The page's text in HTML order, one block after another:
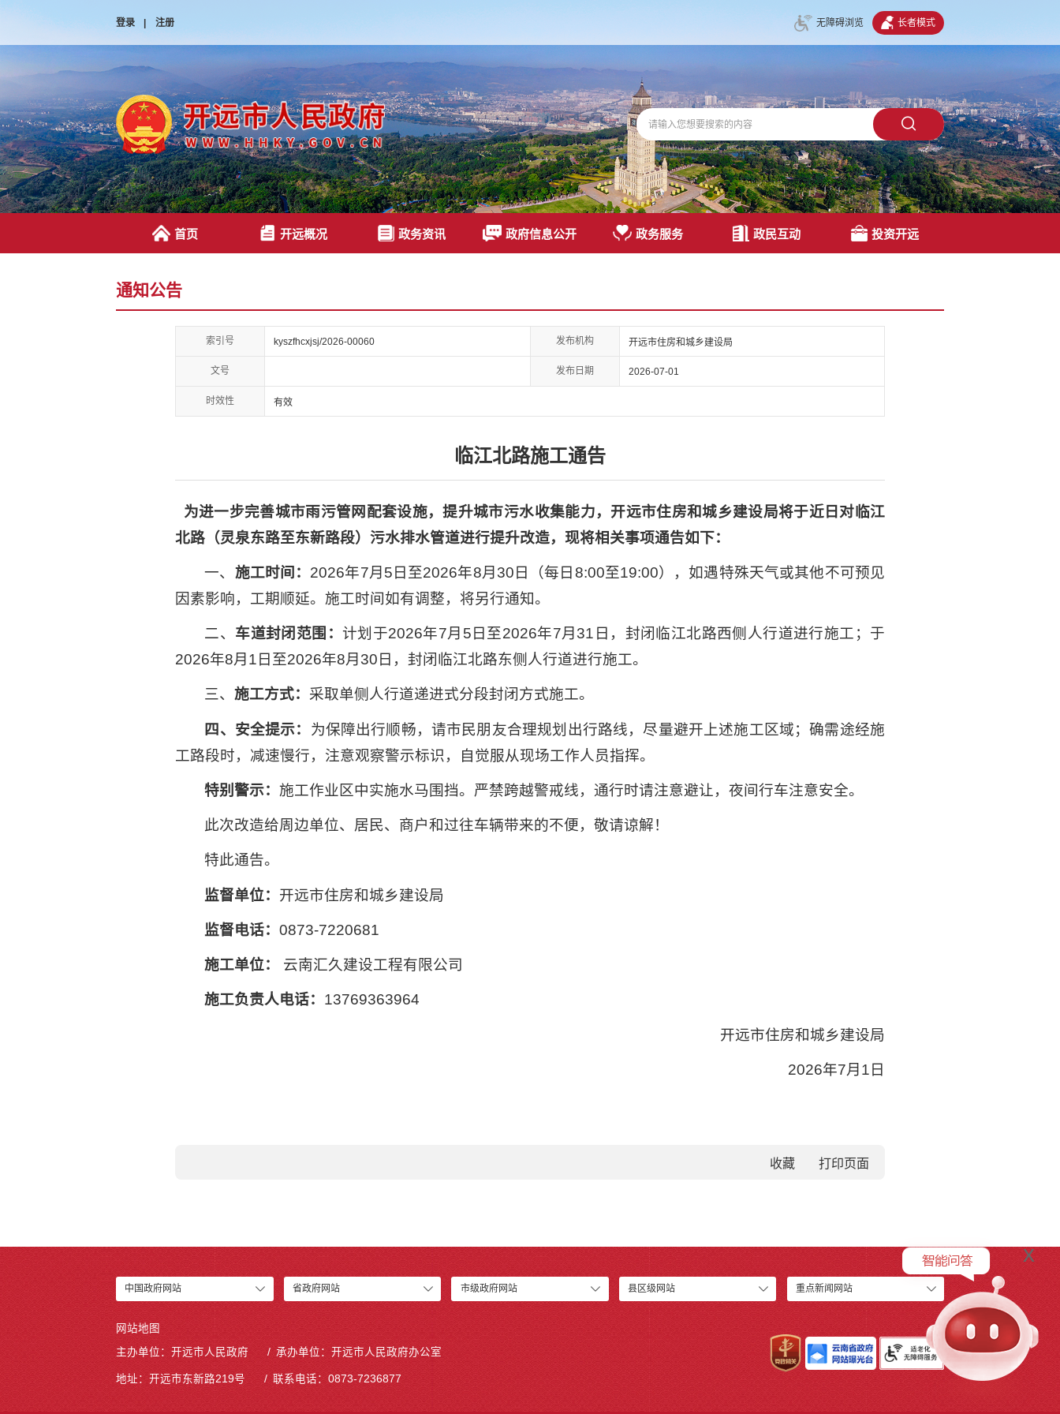
登录 | 注册 无障碍浏览 长者模式
首页 开远概况 政务资讯 政府信息公开 政务服务 政民互动 投资开远
通知公告
索引号 kyszfhcxjsj/2026-00060 发布机构 开远市住房和城乡建设局
文号 发布日期 2026-07-01
时效性 有效
临江北路施工通告
为进一步完善城市雨污管网配套设施，提升城市污水收集能力，开远市住房和城乡建设局将于近日对临江
北路（灵泉东路至东新路段）污水排水管道进行提升改造，现将相关事项通告如下：
一、 施工时间： 2026年7月5日至2026年8月30日（每日8:00至19:00），如遇特殊天气或其他不可预见
因素影响，工期顺延。施工时间如有调整，将另行通知。
二、 车道封闭范围： 计划于2026年7月5日至2026年7月31日，封闭临江北路西侧人行道进行施工；于
2026年8月1日至2026年8月30日，封闭临江北路东侧人行道进行施工。
三、施工方式： 采取单侧人行道递进式分段封闭方式施工。
四、安全提示： 为保障出行顺畅，请市民朋友合理规划出行路线，尽量避开上述施工区域；确需途经施
工路段时，减速慢行，注意观察警示标识，自觉服从现场工作人员指挥。
特别警示：施工作业区中实施水马围挡。严禁跨越警戒线，通行时请注意避让，夜间行车注意安全。
此次改造给周边单位、居民、商户和过往车辆带来的不便，敬请谅解！
特此通告。
监督单位： 开远市住房和城乡建设局
监督电话：0873-7220681
施工单位： 云南汇久建设工程有限公司
施工负责人电话： 13769363964
开远市住房和城乡建设局
2026年7月1日
收藏
中国政府网站 省政府网站 市级政府网站 县区级网站 重点新闻网站
网站地图
主办单位：开远市人民政府 承办单位：开远市人民政府办公室
地址：开远市东新路219号 联系电话：0873-7236877
x